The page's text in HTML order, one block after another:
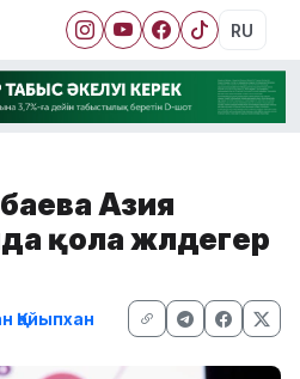
RU
Азия
қола жүлдегер
Қайыпхан